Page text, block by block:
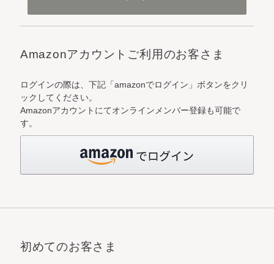
Amazonアカウントご利用のお客さま
ログインの際は、下記「amazonでログイン」ボタンをクリ
ックしてください。
Amazonアカウントにてオンラインメンバー登録も可能で
す。
初めてのお客さま